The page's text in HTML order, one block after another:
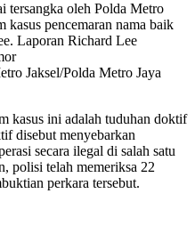
tersangka oleh Polda Metro
kasus pencemaran nama baik
Laporan Richard Lee
Jaksel/Polda Metro Jaya
kasus ini adalah tuduhan doktif
disebut menyebarkan
secara ilegal di salah satu
polisi telah memeriksa 22
perkara tersebut.